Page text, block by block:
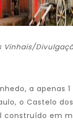
Vinhais/
a apenas
o Castelo
construído em